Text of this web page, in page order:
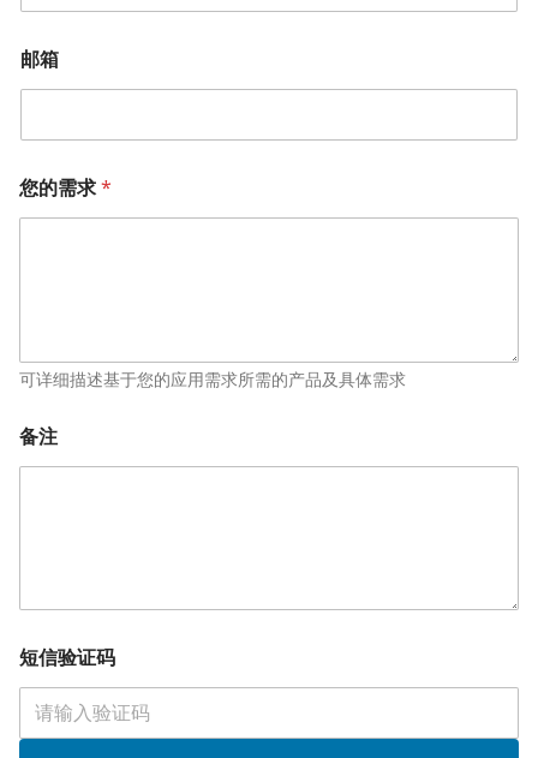
邮箱
您的需求*
可详细描述基于您的应用需求所需的产品及具体需求
备注
短信验证码